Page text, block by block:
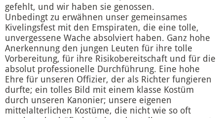
gefehlt, und wir haben sie genossen.
Unbedingt zu erwähnen unser gemeinsames
Kivelingsfest mit den Emspiraten, die eine tolle,
unvergessene Wache absolviert haben. Ganz hohe
Anerkennung den jungen Leuten für ihre tolle
Vorbereitung, für ihre Risikobereitschaft und für die
absolut professionelle Durchführung. Eine hohe
Ehre für unseren Offizier, der als Richter fungieren
durfte; ein tolles Bild mit einem klasse Kostüm
durch unseren Kanonier; unsere eigenen
mittelalterlichen Kostüme, die nicht wie so oft